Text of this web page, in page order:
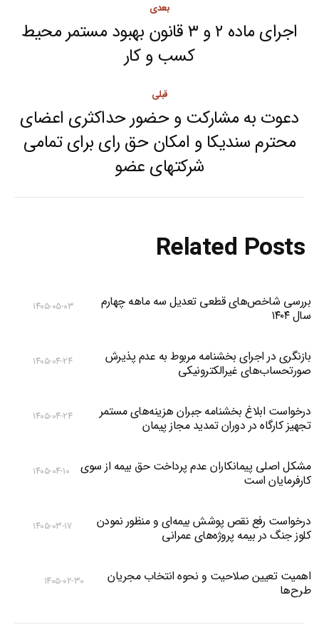
navigation
قبلی
Previous
post:
دعوت به مشارکت و حضور حداکثری اعضای
محترم سندیکا و امکان حق رای برای تمامی
شرکتهای عضو
بعدی
Next
post:
اجرای ماده ۲ و ۳ قانون بهبود مستمر محیط
کسب و کار
Related Posts
بررسی شاخص‌های قطعی تعدیل سه ماهه چهارم
سال ۱۴۰۴
۱۴۰۵-۰۵-۰۳
بازنگری در اجرای بخشنامه مربوط به عدم پذیرش
صورتحساب‌های غیرالکترونیکی
۱۴۰۵-۰۴-۲۴
درخواست ابلاغ بخشنامه جبران هزینه‌های مستمر
تجهیز کارگاه در دوران تمدید مجاز پیمان
۱۴۰۵-۰۴-۲۴
مشکل اصلی پیمانکاران عدم پرداخت حق بیمه از سوی
کارفرمایان است
۱۴۰۵-۰۴-۱۰
درخواست رفع نقص پوشش بیمه‌ای و منظور نمودن
کلوز جنگ در بیمه پروژه‌های عمرانی
۱۴۰۵-۰۳-۱۷
اهمیت تعیین صلاحیت و نحوه انتخاب مجریان
طرح‌ها
۱۴۰۵-۰۲-۳۰